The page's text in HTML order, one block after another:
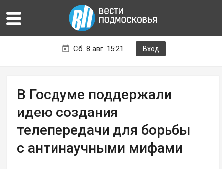
Сб. 8 авг. 15:21 Вход
В Госдуме поддержали
идею создания
телепередачи для борьбы
с антинаучными мифами